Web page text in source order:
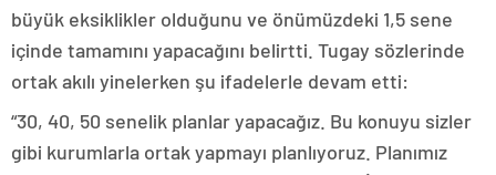
büyük eksiklikler olduğunu ve önümüzdeki 1,5 sene
içinde tamamını yapacağını belirtti. Tugay sözlerinde
ortak akılı yinelerken şu ifadelerle devam etti:
“30, 40, 50 senelik planlar yapacağız. Bu konuyu sizler
gibi kurumlarla ortak yapmayı planlıyoruz. Planımız